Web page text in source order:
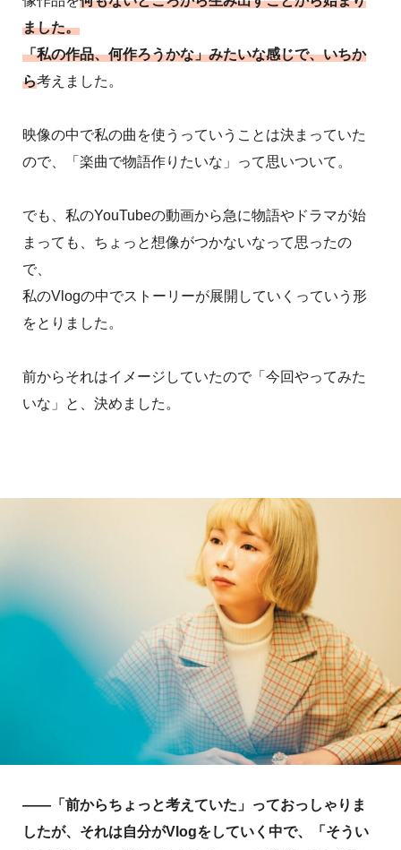
ました。
「私の作品、何作ろうかな」みたいな感じで、いちか
ら考えました。
映像の中で私の曲を使うっていうことは決まっていた
ので、「楽曲で物語作りたいな」って思いついて。
でも、私のYouTubeの動画から急に物語やドラマが始
まっても、ちょっと想像がつかないなって思ったの
で、
私のVlogの中でストーリーが展開していくっていう形
をとりました。
前からそれはイメージしていたので「今回やってみた
いな」と、決めました。
――「前からちょっと考えていた」っておっしゃりま
したが、それは自分がVlogをしていく中で、「そうい